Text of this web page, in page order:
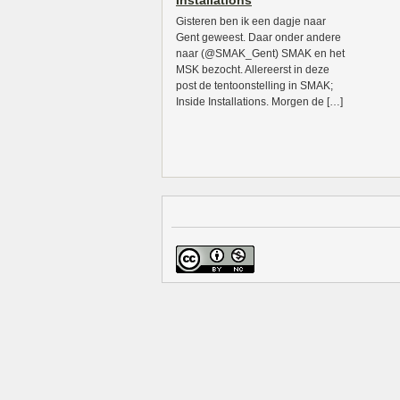
Gisteren ben ik een dagje naar
Gent geweest. Daar onder andere
naar (@SMAK_Gent) SMAK en het
MSK bezocht. Allereerst in deze
post de tentoonstelling in SMAK;
Inside Installations. Morgen de […]